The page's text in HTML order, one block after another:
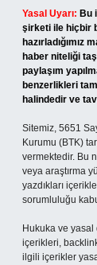
Yasal Uyarı: Bu
şirketi ile hiçbir
haber niteliği
paylaşım
benzerlikleri
halindedir ve
Sitemiz, 5651
Kurumu (BTK)
vermektedir. Bu
veya araştırma
yazdıkları
sorumluluğu
Hukuka ve
içerikleri,
ilgili içerikler